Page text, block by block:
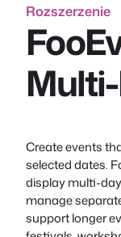
Rozszerzenie
Create events
selected dates.
display multi-
manage
support longer